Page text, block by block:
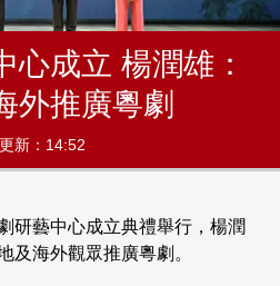
心成立 楊潤雄：
外推廣粵劇
新：14:52
研藝中心成立典禮舉行，楊潤
及海外觀眾推廣粵劇。